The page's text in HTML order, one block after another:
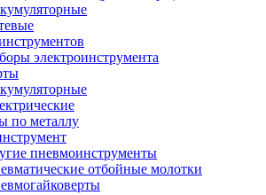
электроинструмента
по металлу
пневмоинструменты
отбойные молотки